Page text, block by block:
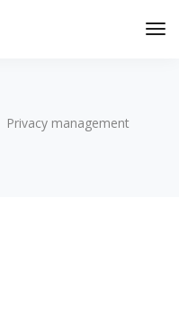
Privacy management